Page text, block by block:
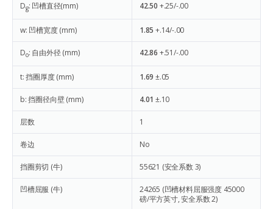
Dg: 凹槽直径(mm) 42.50 +.25/-.00
w: 凹槽宽度 (mm) 1.85 +.14/-.00
Do: 自由外径 (mm) 42.86 +.51/-.00
t: 挡圈厚度 (mm) 1.69 ±.05
b: 挡圈径向壁 (mm) 4.01 ±.10
层数 1
卷边 No
挡圈剪切 (牛) 55621 (安全系数 3)
凹槽屈服 (牛) 24265 (凹槽材料屈服强度 45000
磅/平方英寸, 安全系数 2)